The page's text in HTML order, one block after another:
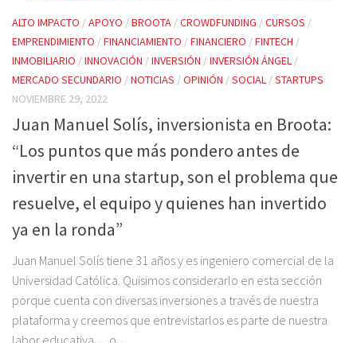
ALTO IMPACTO /APOYO /BROOTA /CROWDFUNDING /CURSOS /
EMPRENDIMIENTO /FINANCIAMIENTO /FINANCIERO /FINTECH /
INMOBILIARIO /INNOVACIÓN /INVERSIÓN /INVERSIÓN ÁNGEL /
MERCADO SECUNDARIO /NOTICIAS /OPINIÓN /SOCIAL /STARTUPS
NOVIEMBRE 29, 2022
Juan Manuel Solís, inversionista en Broota:
“Los puntos que más pondero antes de
invertir en una startup, son el problema que
resuelve, el equipo y quienes han invertido
ya en la ronda”
Juan Manuel Solís tiene 31 años y es ingeniero comercial de la
Universidad Católica. Quisimos considerarlo en esta sección
porque cuenta con diversas inversiones a través de nuestra
plataforma y creemos que entrevistarlos es parte de nuestra